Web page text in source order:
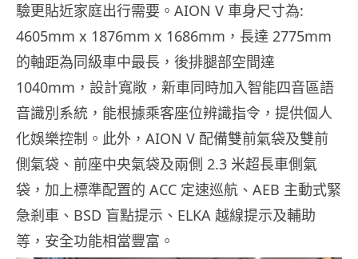
驗更貼近家庭出行需要。AION V 車身尺寸為:
4605mm x 1876mm x 1686mm，長達 2775mm
的軸距為同級車中最長，後排腿部空間達
1040mm，設計寬敞，新車同時加入智能四音區語
音識別系統，能根據乘客座位辨識指令，提供個人
化娛樂控制。此外，AION V 配備雙前氣袋及雙前
側氣袋、前座中央氣袋及兩側 2.3 米超長車側氣
袋，加上標準配置的 ACC 定速巡航、AEB 主動式緊
急剎車、BSD 盲點提示、ELKA 越線提示及輔助
等，安全功能相當豐富。